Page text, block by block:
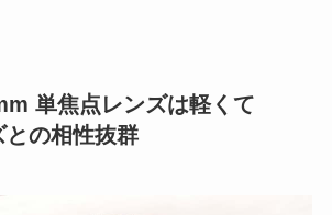
単焦点レンズは軽くて
との相性抜群